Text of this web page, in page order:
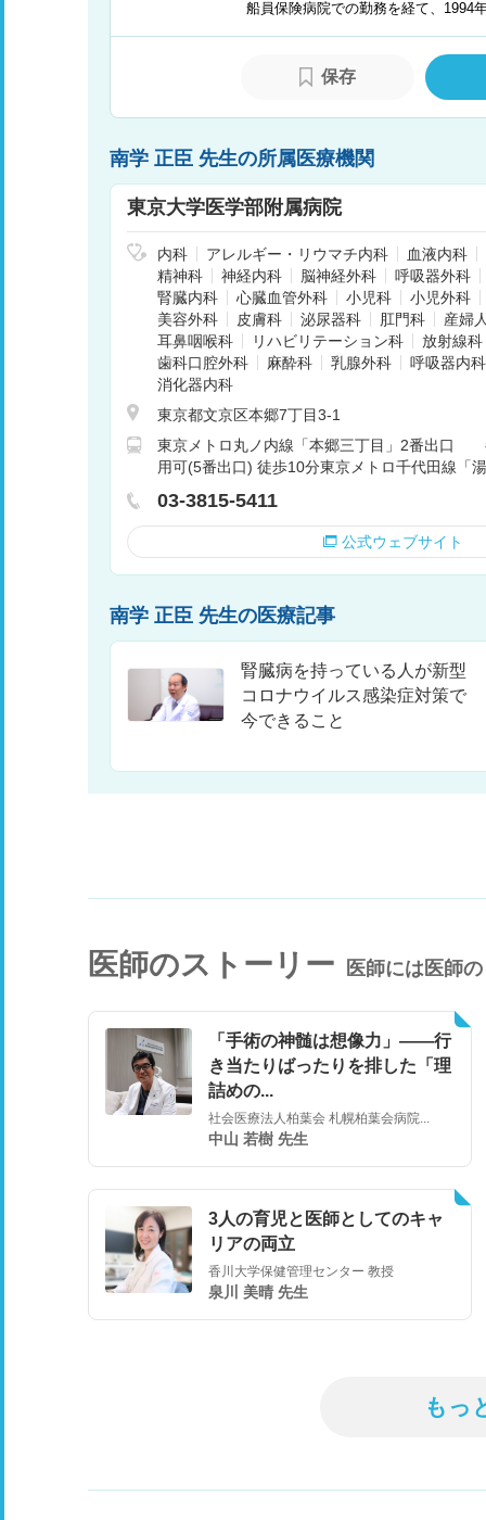
船員保険病院での勤務を経て、1994
保存
南学 正臣 先生の所属医療機関
東京大学医学部附属病院
内科 アレルギー・リウマチ内科
血液内科
精神科
神経内科 脳神経外科
呼吸器外科
腎臓内科
心臓血管外科 小児科
小児外科
美容外科
皮膚科 泌尿器科 肛門科
産婦
耳鼻咽喉科
リハビリテーション科
放射線科
歯科口腔外科
麻酔科 乳腺外科
呼吸器内科
消化器内科
東京都文京区本郷7丁目3-1
東京メトロ丸ノ内線「本郷三丁目」2番出口
用可(5番出口) 徒歩10分東京メトロ千代田線「
03-3815-5411
公式ウェブサイト
南学 正臣 先生の医療記事
腎臓病を持っている人が新型
コロナウイルス感染症対策で
今できること
医師のストーリー 医師には医師
「手術の神髄は想像力」――行
き当たりばったりを排した「理
詰めの...
社会医療法人柏葉会 札幌柏葉会病院...
中山 若樹 先生
3人の育児と医師としてのキャ
リアの両立
香川大学保健管理センター 教授
泉川 美晴 先生
もっ